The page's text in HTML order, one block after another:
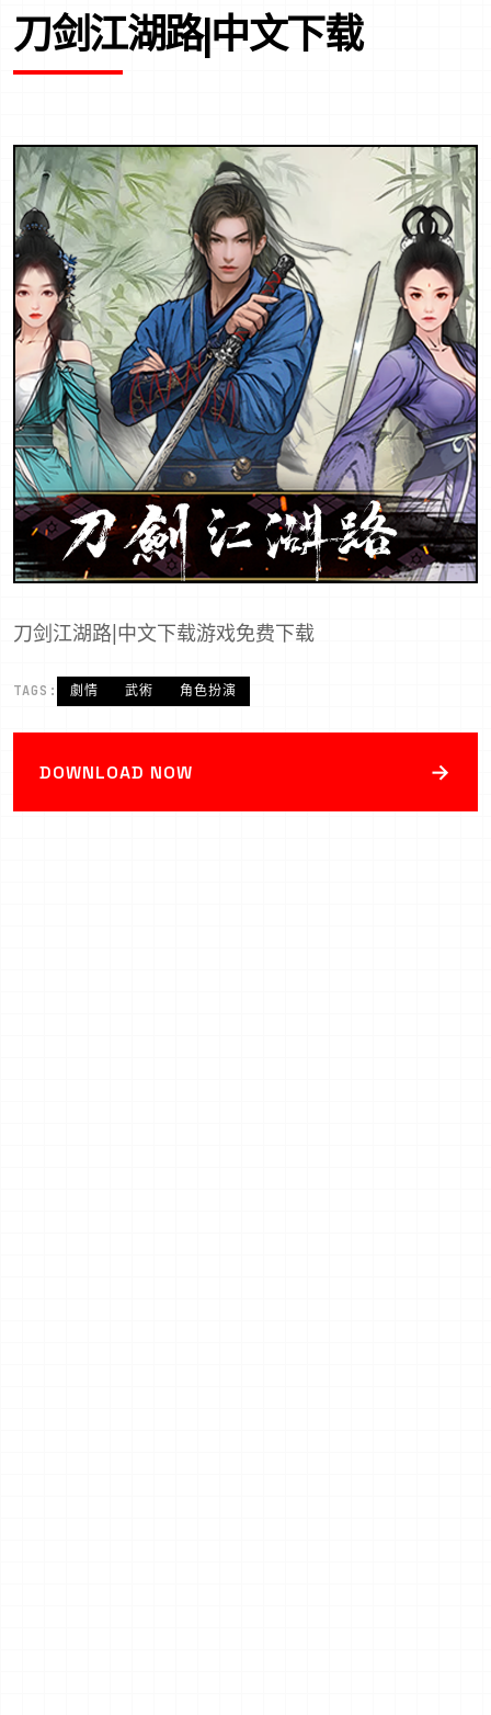
刀剑江湖路|中文下载
刀剑江湖路|中文下载游戏免费下载
TAGS: 劇情 武術 角色扮演
DOWNLOAD NOW →